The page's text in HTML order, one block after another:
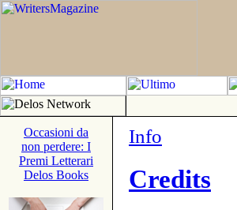
Occasioni da
non perdere: I
Premi Letterari
Delos Books
Info
Credits